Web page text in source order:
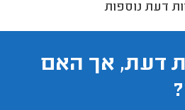
דעת נוספות
20 חוות דעת, אך האם